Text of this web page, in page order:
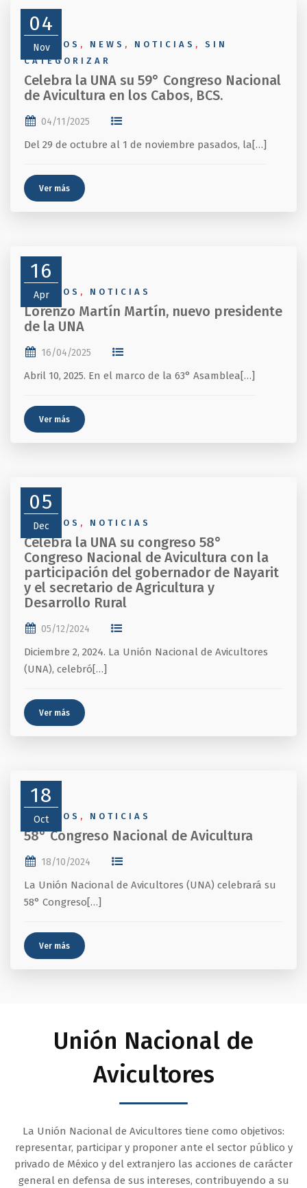
04
Nov
EVENTOS , NEWS , NOTICIAS , SIN
CATEGORIZAR
Celebra la UNA su 59° Congreso Nacional
de Avicultura en los Cabos, BCS.
04/11/2025
Del 29 de octubre al 1 de noviembre pasados, la[…]
Ver más
16
Apr
EVENTOS , NOTICIAS
Lorenzo Martín Martín, nuevo presidente
de la UNA
16/04/2025
Abril 10, 2025. En el marco de la 63° Asamblea[…]
Ver más
05
Dec
EVENTOS , NOTICIAS
Celebra la UNA su congreso 58°
Congreso Nacional de Avicultura con la
participación del gobernador de Nayarit
y el secretario de Agricultura y
Desarrollo Rural
05/12/2024
Diciembre 2, 2024. La Unión Nacional de Avicultores
(UNA), celebró[…]
Ver más
18
Oct
EVENTOS , NOTICIAS
58° Congreso Nacional de Avicultura
18/10/2024
La Unión Nacional de Avicultores (UNA) celebrará su
58° Congreso[…]
Ver más
Unión Nacional de
Avicultores
La Unión Nacional de Avicultores tiene como objetivos:
representar, participar y proponer ante el sector público y
privado de México y del extranjero las acciones de carácter
general en defensa de sus intereses, contribuyendo a su